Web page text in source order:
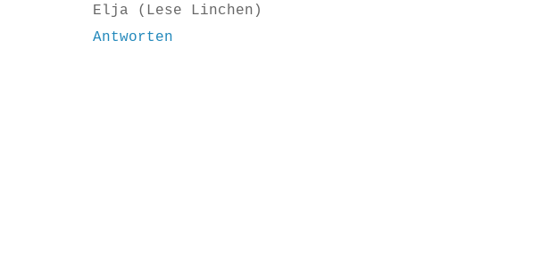
Elja (Lese Linchen)
Antworten